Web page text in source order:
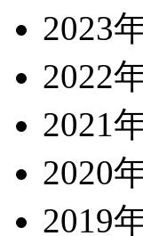
2023
2022
2021
2020
2019